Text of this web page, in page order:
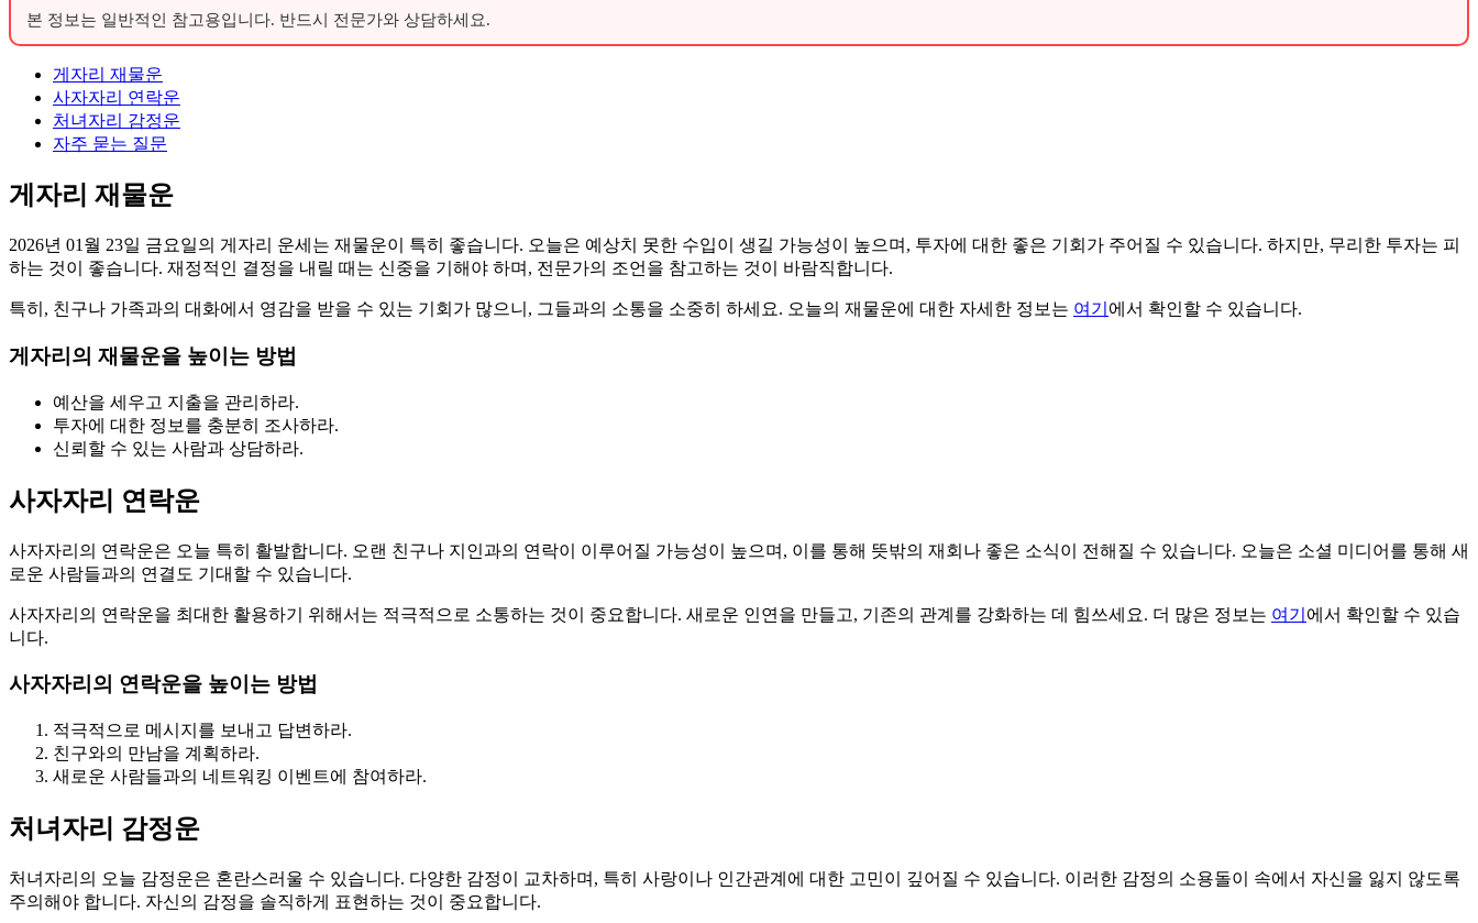
본 정보는 일반적인 참고용입니다. 반드시 전문가와 상담하세요.
게자리 재물운
사자자리 연락운
처녀자리 감정운
자주 묻는 질문
게자리 재물운
2026년 01월 23일 금요일의 게자리 운세는 재물운이 특히 좋습니다. 오늘은 예상치 못한 수입이 생길 가능성이 높으며, 투자에 대한 좋은 기회가 주어질 수 있습니다. 하지만, 무리한 투자는 피
하는 것이 좋습니다. 재정적인 결정을 내릴 때는 신중을 기해야 하며, 전문가의 조언을 참고하는 것이 바람직합니다.
특히, 친구나 가족과의 대화에서 영감을 받을 수 있는 기회가 많으니, 그들과의 소통을 소중히 하세요. 오늘의 재물운에 대한 자세한 정보는 여기 에서 확인할 수 있습니다.
게자리의 재물운을 높이는 방법
예산을 세우고 지출을 관리하라.
투자에 대한 정보를 충분히 조사하라.
신뢰할 수 있는 사람과 상담하라.
사자자리 연락운
사자자리의 연락운은 오늘 특히 활발합니다. 오랜 친구나 지인과의 연락이 이루어질 가능성이 높으며, 이를 통해 뜻밖의 재회나 좋은 소식이 전해질 수 있습니다. 오늘은 소셜 미디어를 통해 새
로운 사람들과의 연결도 기대할 수 있습니다.
사자자리의 연락운을 최대한 활용하기 위해서는 적극적으로 소통하는 것이 중요합니다. 새로운 인연을 만들고, 기존의 관계를 강화하는 데 힘쓰세요. 더 많은 정보는 여기 에서 확인할 수 있습
니다.
사자자리의 연락운을 높이는 방법
적극적으로 메시지를 보내고 답변하라.
친구와의 만남을 계획하라.
새로운 사람들과의 네트워킹 이벤트에 참여하라.
처녀자리 감정운
처녀자리의 오늘 감정운은 혼란스러울 수 있습니다. 다양한 감정이 교차하며, 특히 사랑이나 인간관계에 대한 고민이 깊어질 수 있습니다. 이러한 감정의 소용돌이 속에서 자신을 잃지 않도록
주의해야 합니다. 자신의 감정을 솔직하게 표현하는 것이 중요합니다.